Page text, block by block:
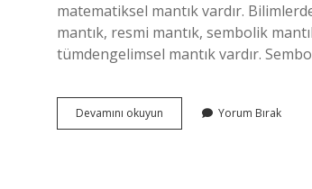
matematiksel mantık vardır.
mantık, resmi mantık, sembolik
tümdengelimsel mantık vardır.
Devamını okuyun
Mantık
Yorum Bırak